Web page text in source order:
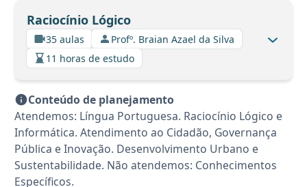
Raciocínio Lógico
35 aulas
Profº. Braian Azael da Silva
11 horas de estudo
Conteúdo de planejamento
Atendemos: Língua Portuguesa. Raciocínio Lógico e
Informática. Atendimento ao Cidadão, Governança
Pública e Inovação. Desenvolvimento Urbano e
Sustentabilidade. Não atendemos: Conhecimentos
Específicos.